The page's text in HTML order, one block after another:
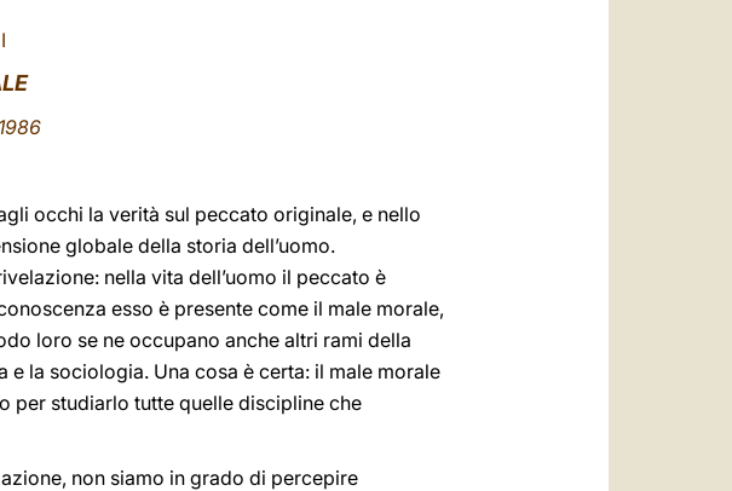
LATINE
occhi la verità sul peccato originale, e nello
globale della storia dell’uomo.
nella vita dell’uomo il peccato è
esso è presente come il male morale,
loro se ne occupano anche altri rami della
la sociologia. Una cosa è certa: il male morale
per studiarlo tutte quelle discipline che
non siamo in grado di percepire